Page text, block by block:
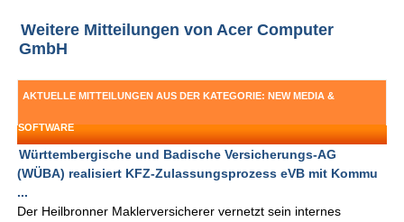
Weitere Mitteilungen von Acer Computer
GmbH
AKTUELLE MITTEILUNGEN AUS DER KATEGORIE: NEW MEDIA &
SOFTWARE
Württembergische und Badische Versicherungs-AG
(WÜBA) realisiert KFZ-Zulassungsprozess eVB mit Kommu
...
Der Heilbronner Maklerversicherer vernetzt sein internes